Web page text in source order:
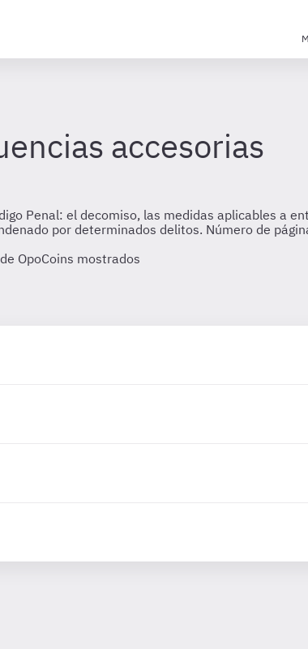
accesorias
Penal: el decomiso, las medidas aplicables a
por determinados delitos. Número de
OpoCoins mostrados